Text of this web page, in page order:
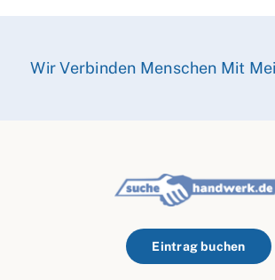
Wir Verbinden Menschen Mit
Eintrag buchen